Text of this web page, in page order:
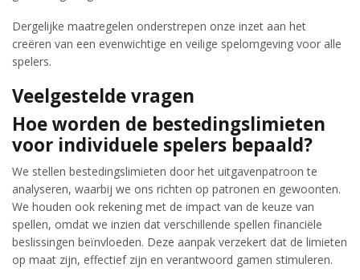
Dergelijke maatregelen onderstrepen onze inzet aan het
creëren van een evenwichtige en veilige spelomgeving voor alle
spelers.
Veelgestelde vragen
Hoe worden de bestedingslimieten
voor individuele spelers bepaald?
We stellen bestedingslimieten door het uitgavenpatroon te
analyseren, waarbij we ons richten op patronen en gewoonten.
We houden ook rekening met de impact van de keuze van
spellen, omdat we inzien dat verschillende spellen financiële
beslissingen beïnvloeden. Deze aanpak verzekert dat de limieten
op maat zijn, effectief zijn en verantwoord gamen stimuleren.